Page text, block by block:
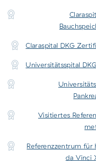
Claraspital DKG
Universitätsspital
Visitiertes
Referenzzentrum für
da Vinci